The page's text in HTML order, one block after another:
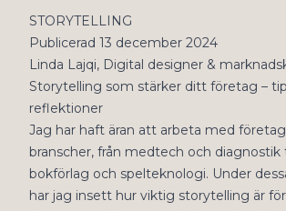
STORYTELLING
Publicerad 13 december 2024
Linda Lajqi, Digital designer &
Storytelling som stärker ditt företag –
reflektioner
Jag har haft äran att arbeta med
branscher, från medtech och diagnostik
bokförlag och spelteknologi. Under
har jag insett hur viktig storytelling är